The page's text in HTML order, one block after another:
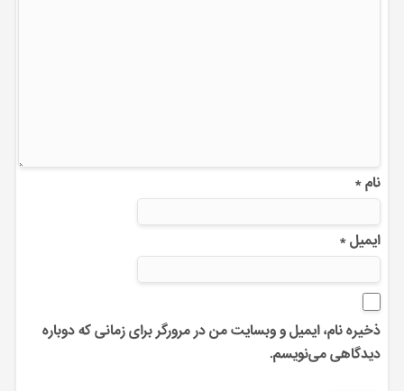
نام*
ایمیل*
ذخیره نام، ایمیل و وبسایت من در مرورگر برای زمانی که دوباره
دیدگاهی می‌نویسم.